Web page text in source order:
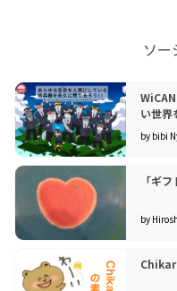
ソー
い世界
by bibi
「ギ
by